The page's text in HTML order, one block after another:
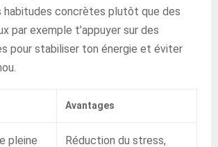
habitudes concrètes plutôt que des
par exemple t’appuyer sur des
pour stabiliser ton énergie et éviter
Avantages
pleine
Réduction du stress,